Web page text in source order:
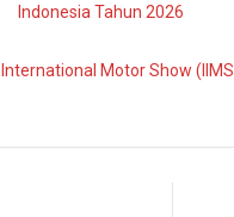
Indonesia Tahun 2026
International Motor Show